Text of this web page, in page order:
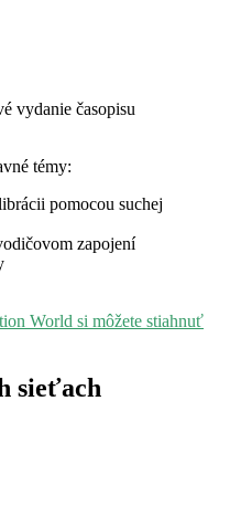
vydanie časopisu
témy:
pomocou suchej
zapojení
World si môžete stiahnuť
sieťach